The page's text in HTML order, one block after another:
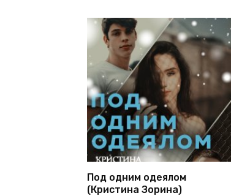
Под одним одеялом
(Кристина Зорина)